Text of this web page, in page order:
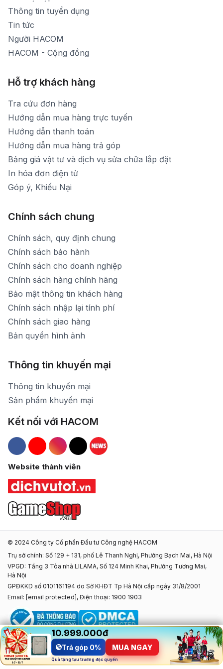
10.999.000đ
Giá đã gồm VAT
Trả góp 0% MUA NGAY
Quà tặng tựu trường độc quyền
10.999.000đ
% Trả góp 0% MUA NGAY
Quà tặng tựu trường độc quyền
Thời gian mở cửa: Từ 8h30-20h hàng ngày
Thông tin tuyển dụng
Tin tức
Người HACOM
HACOM - Cộng đồng
Hỗ trợ khách hàng
Tra cứu đơn hàng
Hướng dẫn mua hàng trực tuyến
Hướng dẫn thanh toán
Hướng dẫn mua hàng trả góp
Bảng giá vật tư và dịch vụ sửa chữa lắp đặt
In hóa đơn điện tử
Góp ý, Khiếu Nại
Chính sách chung
Chính sách, quy định chung
Chính sách bảo hành
Chính sách cho doanh nghiệp
Chính sách hàng chính hãng
Bảo mật thông tin khách hàng
Chính sách nhập lại tính phí
Chính sách giao hàng
Bản quyền hình ảnh
Thông tin khuyến mại
Thông tin khuyến mại
Sản phẩm khuyến mại
Kết nối với HACOM
Hacom Facebook
Hacom YouTube
Hacom Instagram
Hacom TikTok
Website thành viên
© 2024 Công ty Cổ phần Đầu tư Công nghệ HACOM
Trụ sở chính: Số 129 + 131, phố Lê Thanh Nghị, Phường Bạch Mai, Hà Nội
VPGD: Tầng 3 Tòa nhà LILAMA, Số 124 Minh Khai, Phường Tương Mai,
Hà Nội
GPĐKKD số 0101161194 do Sở KHĐT Tp Hà Nội cấp ngày 31/8/2001
Email: [email protected] , Điện thoại: 1900 1903